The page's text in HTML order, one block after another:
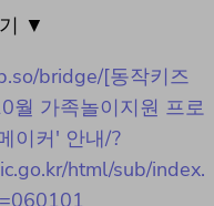
▼
bridge/[동작키즈
월 가족놀이지원 프로
이커' 안내/?
html/sub/index.